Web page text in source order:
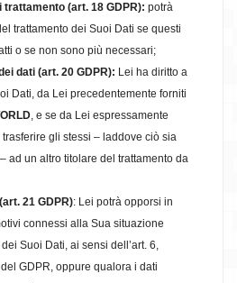
trattamento (art. 18 GDPR): potrà
trattamento dei Suoi Dati se questi
o se non sono più necessari;
dati (art. 20 GDPR): Lei ha diritto a
Dati, da Lei precedentemente forniti
, e se da Lei espressamente
gli stessi – laddove ciò sia
ad un altro titolare del trattamento da
21 GDPR): Lei potrà opporsi in
connessi alla Sua situazione
Suoi Dati, ai sensi dell’art. 6,
GDPR, oppure qualora i dati